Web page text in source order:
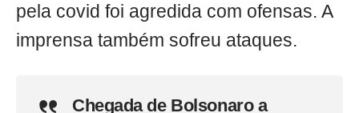
pela covid foi agredida com ofensas. A
imprensa também sofreu ataques.
Chegada de Bolsonaro a